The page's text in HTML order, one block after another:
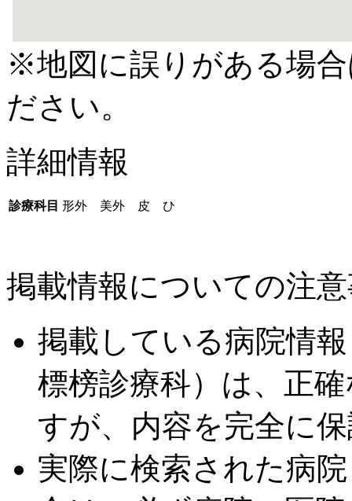
※地図に誤りがある場
ださい。
詳細情報
診療科目 形外 美外 皮 ひ
掲載情報についての注
掲載している病院情
標榜診療科）は、正
すが、内容を完全に
実際に検索された病